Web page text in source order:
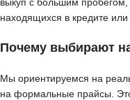
находящихся в кредите или
Почему выбирают
Мы ориентируемся на
на формальные прайсы.